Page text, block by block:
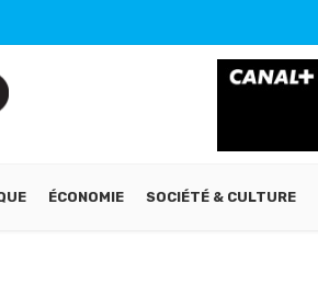
ÉCONOMIE SOCIÉTÉ & CULTURE